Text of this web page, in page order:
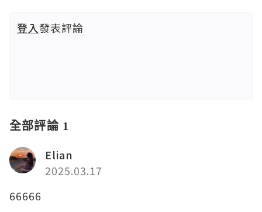
登入發表評論
全部評論 1
Elian
2025.03.17
66666